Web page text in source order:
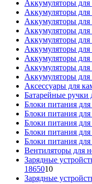
Аккумуляторы для
Аккумуляторы для
Аккумуляторы
Аккумуляторы для
Аккумуляторы для
Аккумуляторы для
Аккумуляторы для
Аккумуляторы для
Аккумуляторы
Аксессуары для
Батарейные ручки
Блоки питания
Блоки питания
Блоки питания
Блоки питания
Блоки питания
Вентиляторы для
Зарядные
186501010
товаров
Зарядные